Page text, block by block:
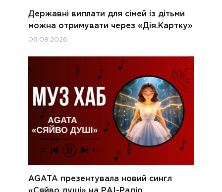
Державні виплати для сімей із дітьми
можна отримувати через «Дія.Картку»
06.08.2026
AGATA презентувала новий сингл